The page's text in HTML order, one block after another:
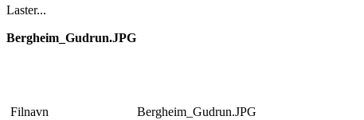
Laster...
Bergheim_Gudrun.JPG
Filnavn Bergheim_Gudrun.JPG